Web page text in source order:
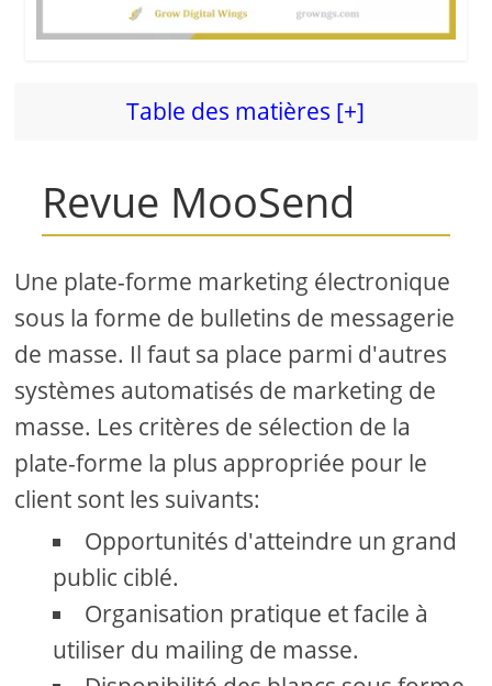
Table des matières [+]
Revue MooSend
Une plate-forme marketing électronique
sous la forme de bulletins de messagerie
de masse. Il faut sa place parmi d'autres
systèmes automatisés de marketing de
masse. Les critères de sélection de la
plate-forme la plus appropriée pour le
client sont les suivants:
Opportunités d'atteindre un grand
public ciblé.
Organisation pratique et facile à
utiliser du mailing de masse.